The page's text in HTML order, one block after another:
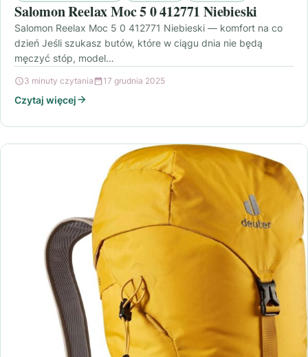
Salomon Reelax Moc 5 0 412771 Niebieski
Salomon Reelax Moc 5 0 412771 Niebieski — komfort na co
dzień Jeśli szukasz butów, które w ciągu dnia nie będą
męczyć stóp, model…
3 minuty czytania 17 grudnia 2025
Czytaj więcej